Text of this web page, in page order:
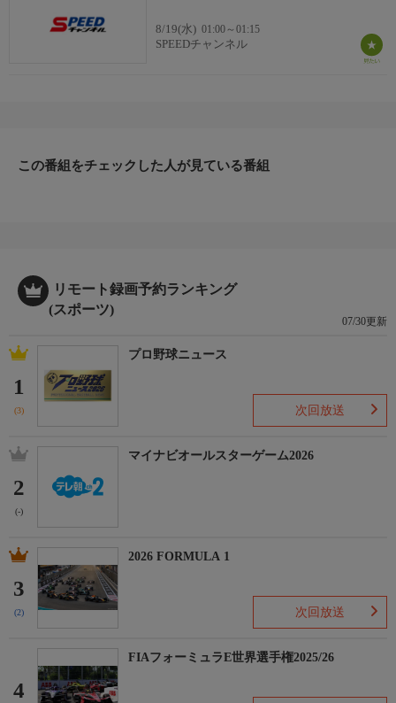
8/19(水) 01:00～01:15
SPEEDチャンネル
この番組をチェックした人が見ている番組
リモート録画予約ランキング
(スポーツ)
07/30更新
1
(3)
プロ野球ニュース
次回放送
2
(-)
マイナビオールスターゲーム2026
3
(2)
2026 FORMULA 1
次回放送
4
FIAフォーミュラE世界選手権2025/26